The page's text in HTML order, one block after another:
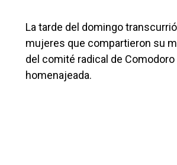
La tarde del domingo
mujeres que compartieron su
del comité radical de
homenajeada.